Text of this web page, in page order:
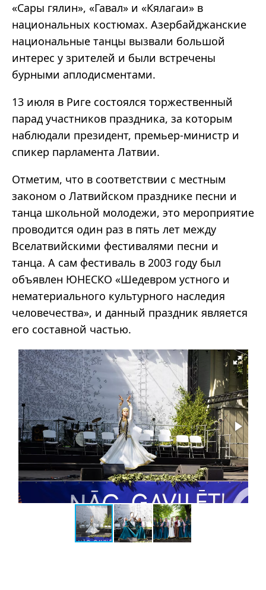
«Сары гялин», «Гавал» и «Кялагаи» в
национальных костюмах. Азербайджанские
национальные танцы вызвали большой
интерес у зрителей и были встречены
бурными аплодисментами.
13 июля в Риге состоялся торжественный
парад участников праздника, за которым
наблюдали президент, премьер-министр и
спикер парламента Латвии.
Отметим, что в соответствии с местным
законом о Латвийском празднике песни и
танца школьной молодежи, это мероприятие
проводится один раз в пять лет между
Вселатвийскими фестивалями песни и
танца. А сам фестиваль в 2003 году был
объявлен ЮНЕСКО «Шедевром устного и
нематериального культурного наследия
человечества», и данный праздник является
его составной частью.